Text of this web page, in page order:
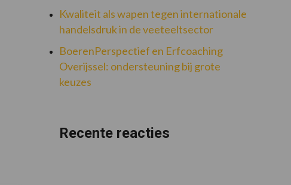
Kwaliteit als wapen tegen internationale
handelsdruk in de veeteeltsector
BoerenPerspectief en Erfcoaching
Overijssel: ondersteuning bij grote
keuzes
Recente reacties